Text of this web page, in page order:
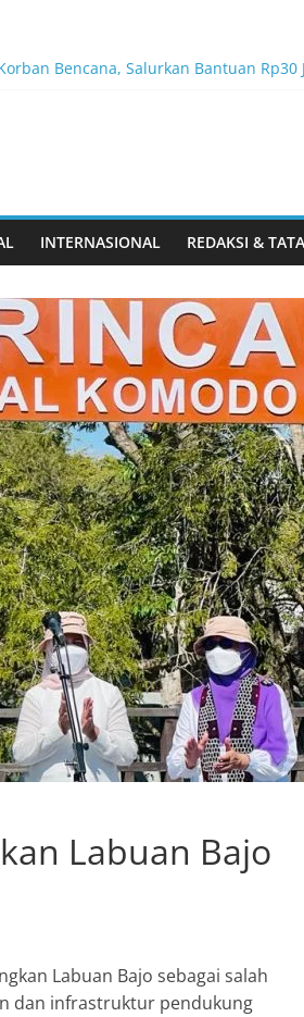
Bencana, Salurkan Bantuan Rp30
Laut
Tegaskan Kepemimpinan
Dirasakan Masyarakat
INTERNASIONAL REDAKSI &
Labuan Bajo
Labuan Bajo sebagai salah
dan infrastruktur pendukung